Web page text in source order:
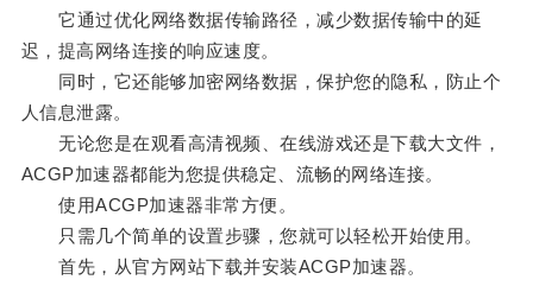
它通过优化网络数据传输路径，减少数据传输中的延
迟，提高网络连接的响应速度。
同时，它还能够加密网络数据，保护您的隐私，防止个
人信息泄露。
无论您是在观看高清视频、在线游戏还是下载大文件，
ACGP加速器都能为您提供稳定、流畅的网络连接。
使用ACGP加速器非常方便。
只需几个简单的设置步骤，您就可以轻松开始使用。
首先，从官方网站下载并安装ACGP加速器。